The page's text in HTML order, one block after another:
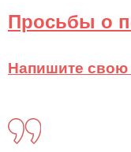
Просьбы о
Напишите